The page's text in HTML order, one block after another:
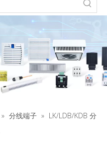
» 分线端子 » LK/LDB/KDB 分